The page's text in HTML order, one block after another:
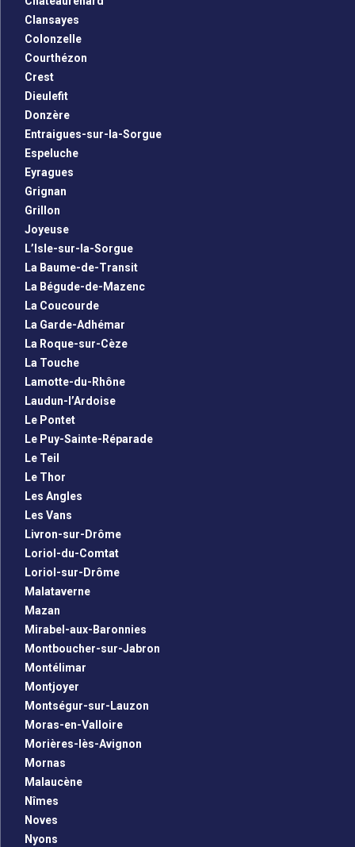
Clansayes
Colonzelle
Courthézon
Crest
Dieulefit
Donzère
Entraigues-sur-la-Sorgue
Espeluche
Eyragues
Grignan
Grillon
Joyeuse
L’Isle-sur-la-Sorgue
La Baume-de-Transit
La Bégude-de-Mazenc
La Coucourde
La Garde-Adhémar
La Roque-sur-Cèze
La Touche
Lamotte-du-Rhône
Laudun-l’Ardoise
Le Pontet
Le Puy-Sainte-Réparade
Le Teil
Le Thor
Les Angles
Les Vans
Livron-sur-Drôme
Loriol-du-Comtat
Loriol-sur-Drôme
Malataverne
Mazan
Mirabel-aux-Baronnies
Montboucher-sur-Jabron
Montélimar
Montjoyer
Montségur-sur-Lauzon
Moras-en-Valloire
Morières-lès-Avignon
Mornas
Malaucène
Nîmes
Noves
Nyons